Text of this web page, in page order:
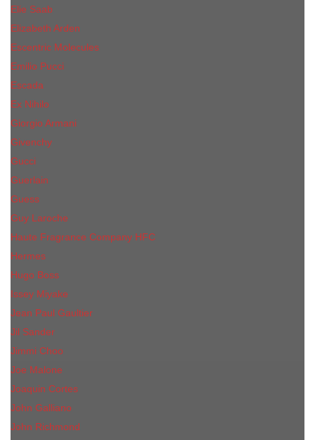
Elie Saab
Elizabeth Arden
Escentric Molecules
Emilio Pucci
Escada
Ex Nihilo
Giorgio Armani
Givenchy
Gucci
Guerlain
Guess
Guy Laroche
Haute Fragrance Company HFC
Hermes
Hugo Boss
Issey Miyake
Jean Paul Gaultier
Jil Sander
Jimmi Choo
Jое Malоnе
Joaquin Cortes
John Galliano
John Richmond